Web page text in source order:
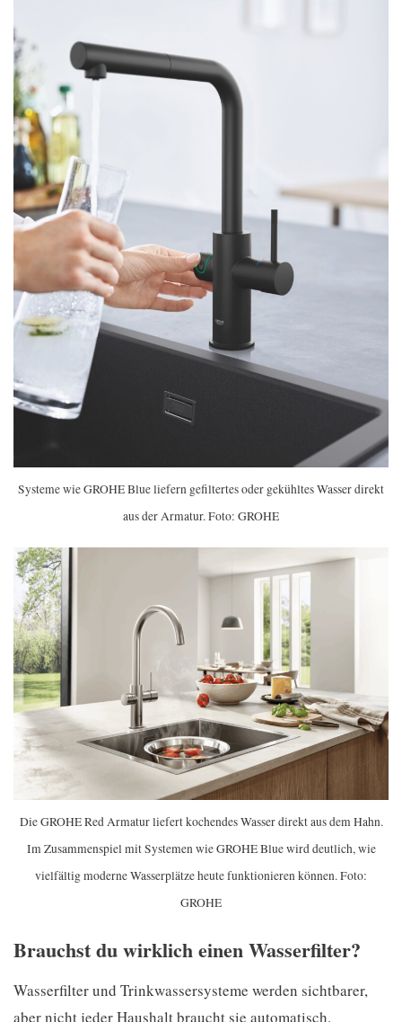
Systeme wie GROHE Blue liefern gefiltertes oder gekühltes Wasser direkt
aus der Armatur. Foto: GROHE
Die GROHE Red Armatur liefert kochendes Wasser direkt aus dem Hahn.
Im Zusammenspiel mit Systemen wie GROHE Blue wird deutlich, wie
vielfältig moderne Wasserplätze heute funktionieren können. Foto:
GROHE
Brauchst du wirklich einen Wasserfilter?
Wasserfilter und Trinkwassersysteme werden sichtbarer,
aber nicht jeder Haushalt braucht sie automatisch.